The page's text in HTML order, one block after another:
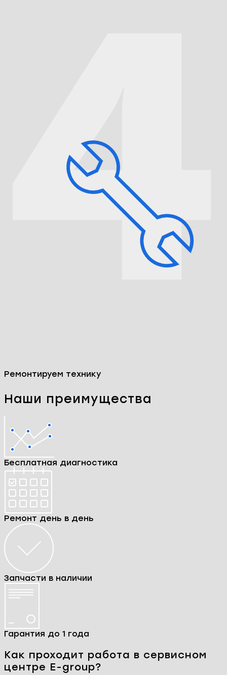
Ремонтируем технику
Наши преимущества
Бесплатная диагностика
Ремонт день в день
Запчасти в наличии
Гарантия до 1 года
Как проходит работа в сервисном
центре E-group?